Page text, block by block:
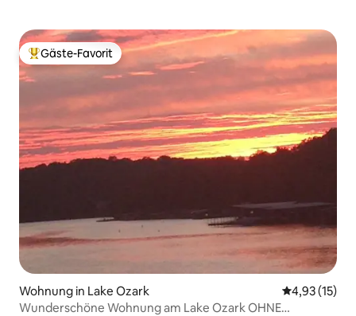
Beliebter Gäste-Favorit.
Gäste-Favorit
Wohnung in Lake Ozark
4,93 (15)
Wunderschöne Wohnung am Lake Ozark OHNE